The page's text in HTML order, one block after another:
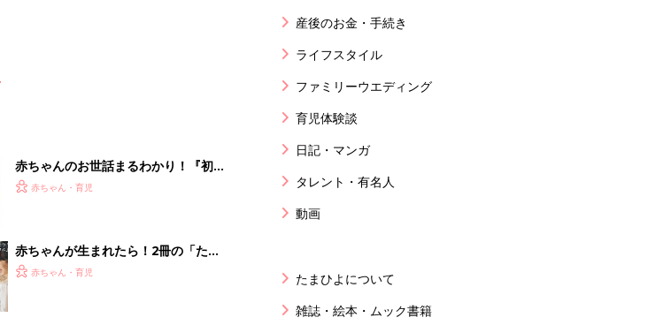
赤ちゃんのお世話まるわかり！『初め
てのひよこクラブ 夏号』〈巻頭大特
赤ちゃん・育児
赤ちゃんが生まれたら！2冊の「たま
ひよ」
赤ちゃん・育児
産後のお金・手続き
ライフスタイル
ファミリーウエディング
育児体験談
日記・マンガ
タレント・有名人
動画
たまひよについて
雑誌・絵本・ムック書籍